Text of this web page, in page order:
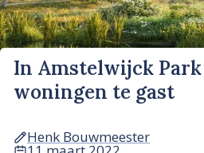
In Amstelwijck
woningen te gast
Henk Bouwmeester